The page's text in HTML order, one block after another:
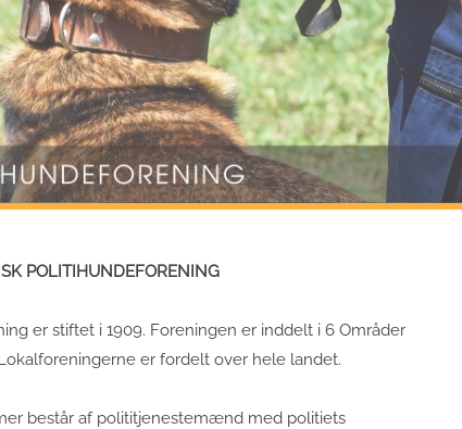
POLITIHUNDEFORENING
er stiftet i 1909. Foreningen er inddelt i 6 Områder
er fordelt over hele landet.
består af polititjenestemænd med politiets